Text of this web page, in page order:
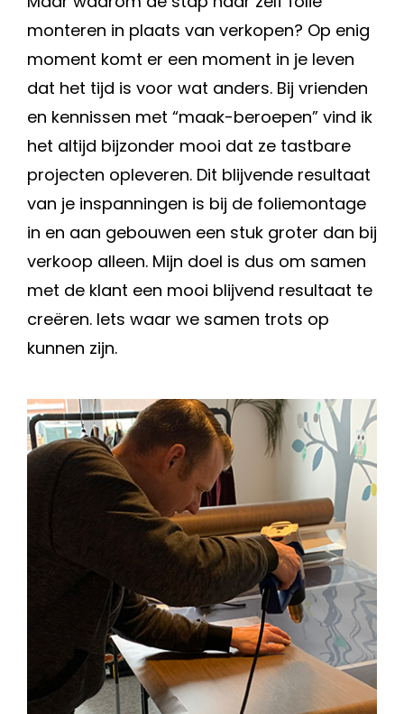
monteren in plaats van verkopen? Op enig
moment komt er een moment in je leven
dat het tijd is voor wat anders. Bij vrienden
en kennissen met “maak-beroepen” vind ik
het altijd bijzonder mooi dat ze tastbare
projecten opleveren. Dit blijvende resultaat
van je inspanningen is bij de foliemontage
in en aan gebouwen een stuk groter dan bij
verkoop alleen. Mijn doel is dus om samen
met de klant een mooi blijvend resultaat te
creëren. Iets waar we samen trots op
kunnen zijn.